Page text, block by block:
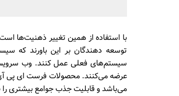
توسعه دهندگان بر این باورند که
سیستم‌های فعلی عمل کنند. وب سرویس
می‌باشد و قابلیت جذب جوامع بیشتری را